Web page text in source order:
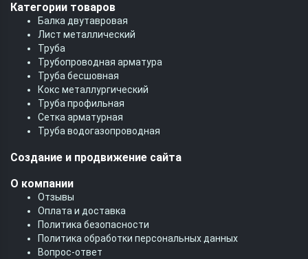
Категории товаров
Балка двутавровая
Лист металлический
Труба
Трубопроводная арматура
Труба бесшовная
Кокс металлургический
Труба профильная
Cетка арматурная
Труба водогазопроводная
Создание и продвижение сайта
О компании
Отзывы
Оплата и доставка
Политика безопасности
Политика обработки персональных данных
Вопрос-ответ